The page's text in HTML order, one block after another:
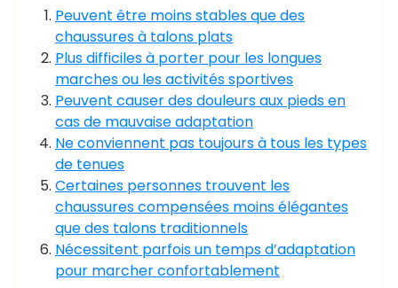
Peuvent être moins stables que des
chaussures à talons plats
Plus difficiles à porter pour les longues
marches ou les activités sportives
Peuvent causer des douleurs aux pieds en
cas de mauvaise adaptation
Ne conviennent pas toujours à tous les types
de tenues
Certaines personnes trouvent les
chaussures compensées moins élégantes
que des talons traditionnels
Nécessitent parfois un temps d’adaptation
pour marcher confortablement